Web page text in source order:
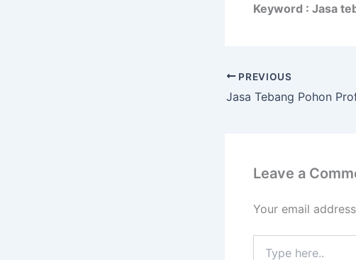
Keyword : Jasa
PREVIOUS
Leave a
Your email
here..